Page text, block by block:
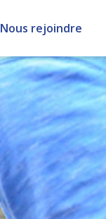
Nous rejoindre